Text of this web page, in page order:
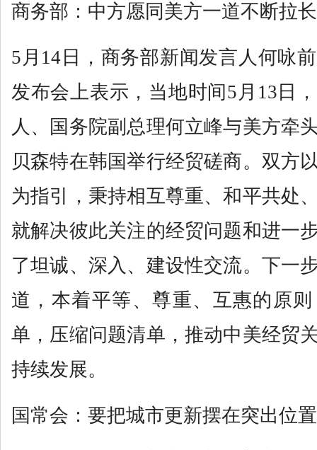
商务部：中方愿同美方一道不断拉
5月14日，商务部新闻发言人何咏
发布会上表示，当地时间5月13日
人、国务院副总理何立峰与美方牵
贝森特在韩国举行经贸磋商。双方
为指引，秉持相互尊重、和平共处
就解决彼此关注的经贸问题和进一
了坦诚、深入、建设性交流。下一
道，本着平等、尊重、互惠的原
单，压缩问题清单，推动中美经贸
持续发展。
国常会：要把城市更新摆在突出位置